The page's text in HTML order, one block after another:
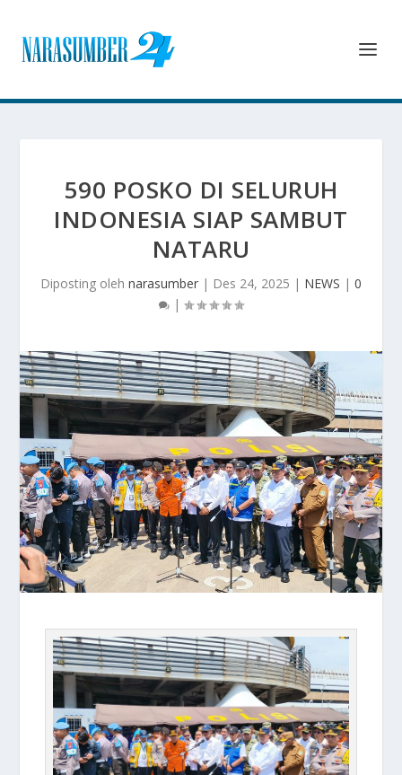
590 POSKO DI SELURUH
INDONESIA SIAP SAMBUT
NATARU
Diposting oleh narasumber | Des 24, 2025 | NEWS | 0
|